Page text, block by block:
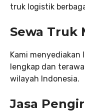
truk logistik
Sewa Truk
Kami menyediakan
lengkap dan
wilayah Indonesia.
Jasa